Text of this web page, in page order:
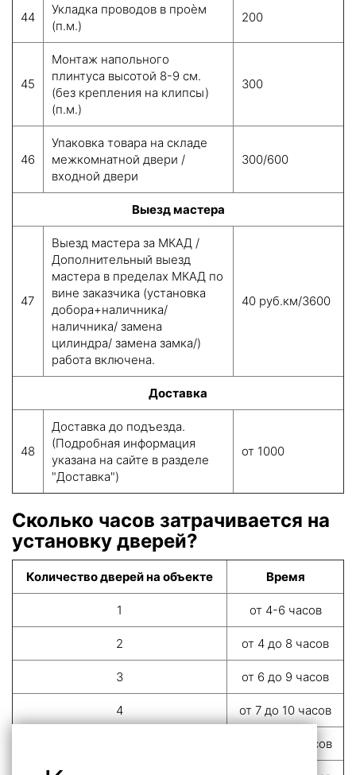
44
Укладка проводов в проѐм
(п.м.)
200
45
Монтаж напольного
плинтуса высотой 8-9 см.
(без крепления на клипсы)
(п.м.)
300
46
Упаковка товара на складе
межкомнатной двери /
входной двери
300/600
Выезд мастера
47
Выезд мастера за МКАД /
Дополнительный выезд
мастера в пределах МКАД по
вине заказчика (установка
добора+наличника/
наличника/ замена
цилиндра/ замена замка/)
работа включена.
40 руб.км/3600
Доставка
48
Доставка до подъезда.
(Подробная информация
указана на сайте в разделе
"Доставка")
от 1000
Сколько часов затрачивается на
установку дверей?
Количество дверей на объекте Время
1 от 4-6 часов
2 от 4 до 8 часов
3 от 6 до 9 часов
4 от 7 до 10 часов
от 8 до 12 часов